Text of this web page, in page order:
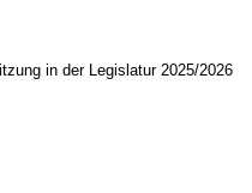
in der Legislatur 2025/2026